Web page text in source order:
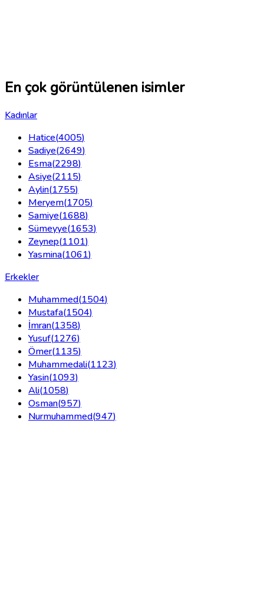
En çok görüntülenen isimler
Kadınlar
Hatice(4005)
Sadiye(2649)
Esma(2298)
Asiye(2115)
Aylin(1755)
Meryem(1705)
Samiye(1688)
Sümeyye(1653)
Zeynep(1101)
Yasmina(1061)
Erkekler
Muhammed(1504)
Mustafa(1504)
İmran(1358)
Yusuf(1276)
Ömer(1135)
Muhammedali(1123)
Yasin(1093)
Ali(1058)
Osman(957)
Nurmuhammed(947)